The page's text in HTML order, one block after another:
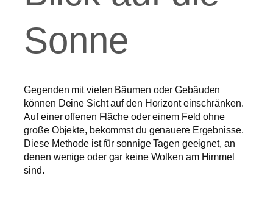
Sonne
Gegenden mit vielen Bäumen oder Gebäuden
können Deine Sicht auf den Horizont einschränken.
Auf einer offenen Fläche oder einem Feld ohne
große Objekte, bekommst du genauere Ergebnisse.
Diese Methode ist für sonnige Tagen geeignet, an
denen wenige oder gar keine Wolken am Himmel
sind.